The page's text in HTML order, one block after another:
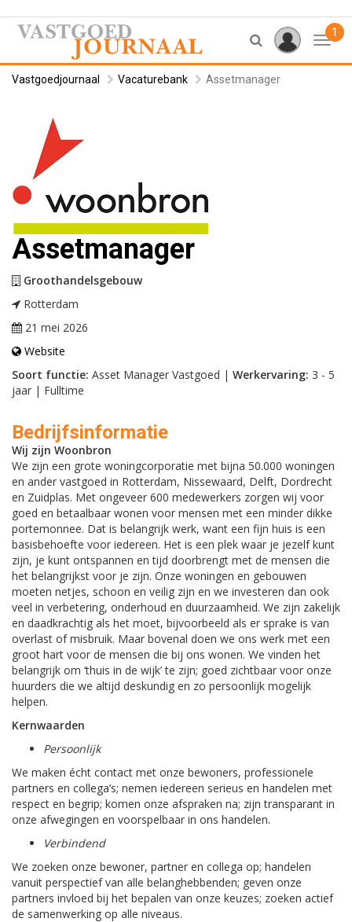
1
Vastgoedjournaal Vacaturebank Assetmanager
Assetmanager
Groothandelsgebouw
Rotterdam
21 mei 2026
Website
Soort functie: Asset Manager Vastgoed | Werkervaring: 3 - 5
jaar | Fulltime
Bedrijfsinformatie
Wij zijn Woonbron
We zijn een grote woningcorporatie met bijna 50.000 woningen
en ander vastgoed in Rotterdam, Nissewaard, Delft, Dordrecht
en Zuidplas. Met ongeveer 600 medewerkers zorgen wij voor
goed en betaalbaar wonen voor mensen met een minder dikke
portemonnee. Dat is belangrijk werk, want een fijn huis is een
basisbehoefte voor iedereen. Het is een plek waar je jezelf kunt
zijn, je kunt ontspannen en tijd doorbrengt met de mensen die
het belangrijkst voor je zijn. Onze woningen en gebouwen
moeten netjes, schoon en veilig zijn en we investeren dan ook
veel in verbetering, onderhoud en duurzaamheid. We zijn zakelijk
en daadkrachtig als het moet, bijvoorbeeld als er sprake is van
overlast of misbruik. Maar bovenal doen we ons werk met een
groot hart voor de mensen die bij ons wonen. We vinden het
belangrijk om ‘thuis in de wijk’ te zijn; goed zichtbaar voor onze
huurders die we altijd deskundig en zo persoonlijk mogelijk
helpen.
Kernwaarden
Persoonlijk
We maken écht contact met onze bewoners, professionele
partners en collega’s; nemen iedereen serieus en handelen met
respect en begrip; komen onze afspraken na; zijn transparant in
onze afwegingen en voorspelbaar in ons handelen.
Verbindend
We zoeken onze bewoner, partner en collega op; handelen
vanuit perspectief van alle belanghebbenden; geven onze
partners invloed bij het bepalen van onze keuzes; zoeken actief
de samenwerking op alle niveaus.